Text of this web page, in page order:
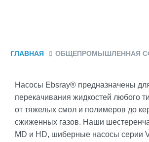
ГЛАВНАЯ ОБЩЕПРОМЫШЛЕННАЯ
Насосы Ebsray® предназначены
перекачивания жидкостей любого
от тяжелых смол и полимеров до
сжиженных газов. Наши
MD и HD, шиберные насосы серии